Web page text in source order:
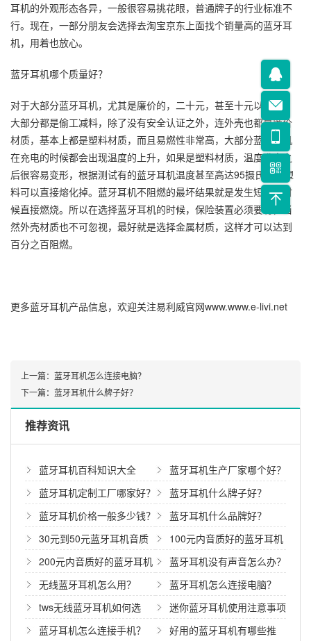
耳机的外观形态各异，一般很容易挑花眼，普通牌子的行业标准不
行。现在，一部分朋友会选择去淘宝京东上面找个销量高的蓝牙耳
机，用着也放心。
蓝牙耳机哪个质量好？
对于大部分蓝牙耳机，尤其是廉价的，二十元，甚至十元以下的，
大部分都是偷工减料，除了没有安全认证之外，连外壳也都是廉价
材质，基本上都是塑料材质，而且易燃性非常高，大部分蓝牙耳机
在充电的时候都会出现温度的上升，如果是塑料材质，温度升高之
后很容易变形，根据测试有的蓝牙耳机温度甚至高达95摄氏度，塑
料可以直接熔化掉。蓝牙耳机不阻燃的最坏结果就是发生短路的时
候直接燃烧。所以在选择蓝牙耳机的时候，保险装置必须要有，当
然外壳材质也不可忽视，最好就是选择金属材质，这样才可以达到
百分之百阻燃。
更多蓝牙耳机产品信息，欢迎关注易利威官网www.www.e-livi.net
上一篇： 蓝牙耳机怎么连接电脑？
下一篇： 蓝牙耳机什么牌子好？
推荐资讯
蓝牙耳机百科知识大全
蓝牙耳机生产厂家哪个好？
蓝牙耳机定制工厂哪家好？
蓝牙耳机什么牌子好？
蓝牙耳机价格一般多少钱？
蓝牙耳机什么品牌好？
30元到50元蓝牙耳机音质
哪个好？
100元内音质好的蓝牙耳机
推荐
200元内音质好的蓝牙耳机
哪款性价比高？
蓝牙耳机没有声音怎么办？
无线蓝牙耳机怎么用？
蓝牙耳机怎么连接电脑？
tws无线蓝牙耳机如何选
择？
迷你蓝牙耳机使用注意事项
蓝牙耳机怎么连接手机？
好用的蓝牙耳机有哪些推